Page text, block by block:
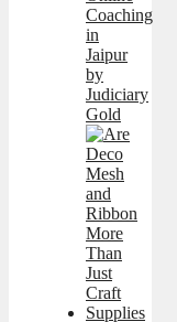
Coaching
in
Jaipur
by
Judiciary
Gold